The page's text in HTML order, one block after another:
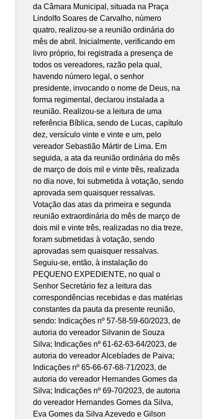
da Câmara Municipal, situada na Praça
Lindolfo Soares de Carvalho, número
quatro, realizou-se a reunião ordinária do
mês de abril. Inicialmente, verificando em
livro próprio, foi registrada a presença de
todos os vereadores, razão pela qual,
havendo número legal, o senhor
presidente, invocando o nome de Deus, na
forma regimental, declarou instalada a
reunião. Realizou-se a leitura de uma
referência Bíblica, sendo de Lucas, capítulo
dez, versículo vinte e vinte e um, pelo
vereador Sebastião Mártir de Lima. Em
seguida, a ata da reunião ordinária do mês
de março de dois mil e vinte três, realizada
no dia nove, foi submetida à votação, sendo
aprovada sem quaisquer ressalvas.
Votação das atas da primeira e segunda
reunião extraordinária do mês de março de
dois mil e vinte três, realizadas no dia treze,
foram submetidas à votação, sendo
aprovadas sem quaisquer ressalvas.
Seguiu-se, então, à instalação do
PEQUENO EXPEDIENTE, no qual o
Senhor Secretário fez a leitura das
correspondências recebidas e das matérias
constantes da pauta da presente reunião,
sendo: Indicações nº 57-58-59-60/2023, de
autoria do vereador Silvanin de Souza
Silva; Indicações nº 61-62-63-64/2023, de
autoria do vereador Alcebíades de Paiva;
Indicações nº 65-66-67-68-71/2023, de
autoria do vereador Hernandes Gomes da
Silva; Indicações nº 69-70/2023, de autoria
do vereador Hernandes Gomes da Silva,
Eva Gomes da Silva Azevedo e Gilson